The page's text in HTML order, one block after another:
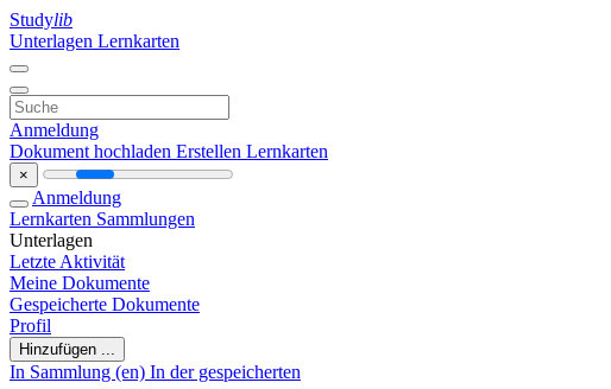
Studylib
Unterlagen Lernkarten
Anmeldung
Dokument hochladen Erstellen Lernkarten
×
Anmeldung
Lernkarten Sammlungen
Unterlagen
Letzte Aktivität
Meine Dokumente
Gespeicherte Dokumente
Profil
Hinzufügen ...
In Sammlung (en) In der gespeicherten